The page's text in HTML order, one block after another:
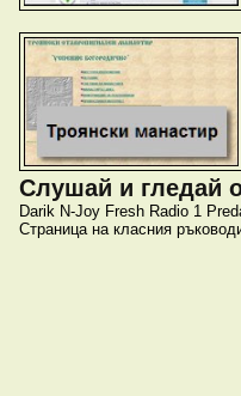
Слушай и гледай
Darik N-Joy Fresh Radio 1
Страница на класния